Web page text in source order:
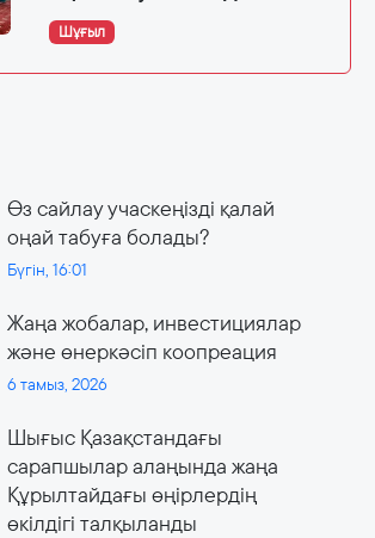
Шұғыл
Өз сайлау учаскеңізді қалай
оңай табуға болады?
Бүгін, 16:01
Жаңа жобалар, инвестициялар
және өнеркәсіп коопреация
6 тамыз, 2026
Шығыс Қазақстандағы
сарапшылар алаңында жаңа
Құрылтайдағы өңірлердің
өкілдігі талқыланды